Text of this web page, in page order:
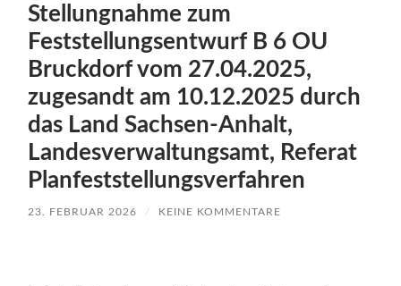
Stellungnahme zum
Feststellungsentwurf B 6 OU
Bruckdorf vom 27.04.2025,
zugesandt am 10.12.2025 durch
das Land Sachsen-Anhalt,
Landesverwaltungsamt, Referat
Planfeststellungsverfahren
23. FEBRUAR 2026 / KEINE KOMMENTARE